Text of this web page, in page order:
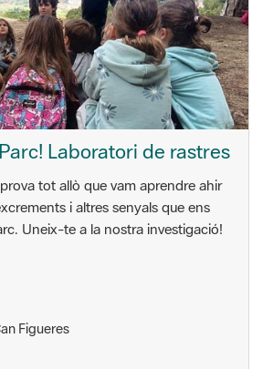
Laboratori de rastres
tot allò que vam aprendre ahir
i altres senyals que ens
Uneix-te a la nostra investigació!
Figueres